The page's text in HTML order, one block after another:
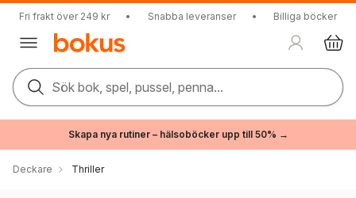
Fri frakt över 249 kr • Snabba leveranser • Billiga böcker
Sök bok, spel, pussel, penna...
Skapa nya rutiner – hälsoböcker upp till 50% →
Deckare Thriller